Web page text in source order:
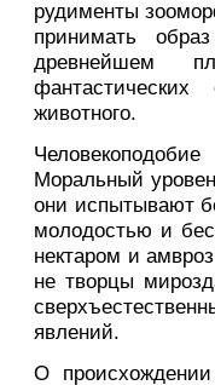
рудименты
принимать
древнейшем
животного.
Моральный
они испытывают
молодостью и
нектаром и
не творцы
явлений.
О